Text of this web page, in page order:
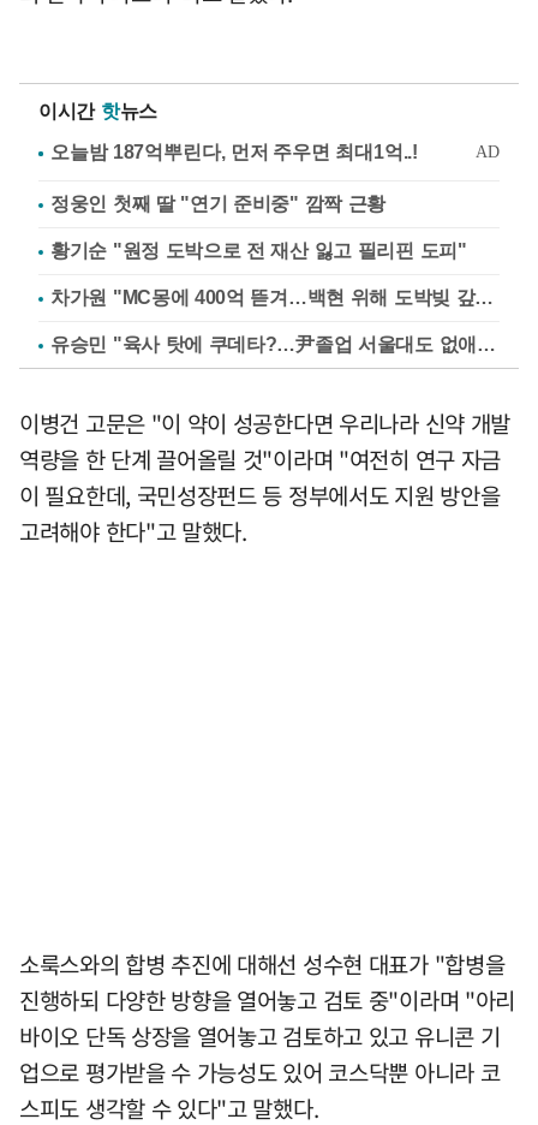
이시간 핫뉴스
정웅인 첫째 딸 "연기 준비중" 깜짝 근황
황기순 "원정 도박으로 전 재산 잃고 필리핀 도피"
차가원 "MC몽에 400억 뜯겨…백현 위해 도박빚 갚아줘"
유승민 "육사 탓에 쿠데타?…尹졸업 서울대도 없애나"
이병건 고문은 "이 약이 성공한다면 우리나라 신약 개발
역량을 한 단계 끌어올릴 것"이라며 "여전히 연구 자금
이 필요한데, 국민성장펀드 등 정부에서도 지원 방안을
고려해야 한다"고 말했다.
소룩스와의 합병 추진에 대해선 성수현 대표가 "합병을
진행하되 다양한 방향을 열어놓고 검토 중"이라며 "아리
바이오 단독 상장을 열어놓고 검토하고 있고 유니콘 기
업으로 평가받을 수 가능성도 있어 코스닥뿐 아니라 코
스피도 생각할 수 있다"고 말했다.